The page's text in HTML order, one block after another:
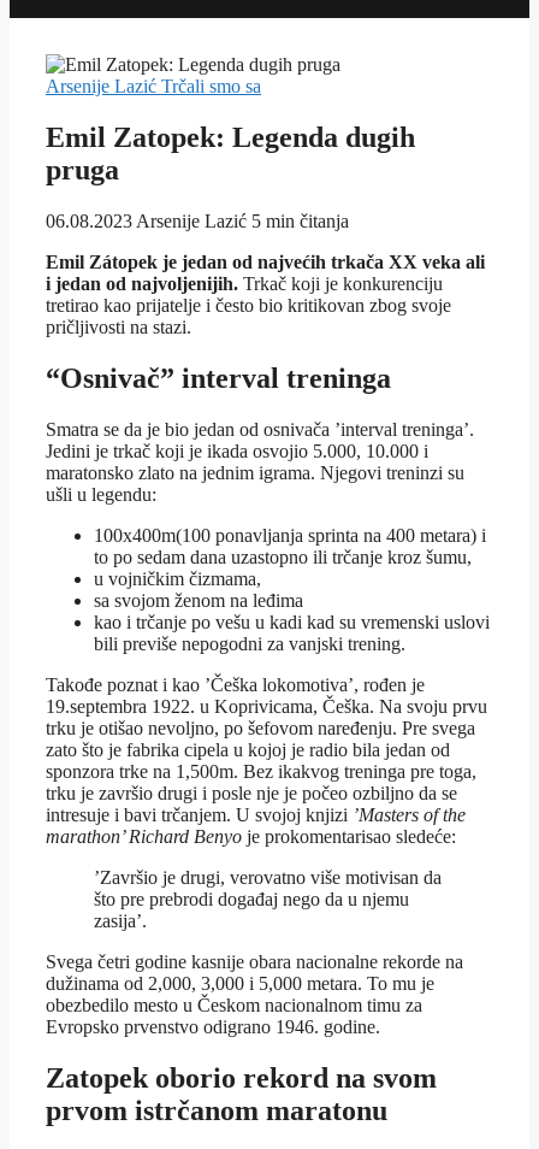
Arsenije Lazić Trčali smo sa
Emil Zatopek: Legenda dugih
pruga
06.08.2023 Arsenije Lazić 5 min čitanja
Emil Zátopek je jedan od najvećih trkača XX veka ali
i jedan od najvoljenijih. Trkač koji je konkurenciju
tretirao kao prijatelje i često bio kritikovan zbog svoje
pričljivosti na stazi.
“Osnivač” interval treninga
Smatra se da je bio jedan od osnivača ’interval treninga’.
Jedini je trkač koji je ikada osvojio 5.000, 10.000 i
maratonsko zlato na jednim igrama. Njegovi treninzi su
ušli u legendu:
100x400m(100 ponavljanja sprinta na 400 metara) i
to po sedam dana uzastopno ili trčanje kroz šumu,
u vojničkim čizmama,
sa svojom ženom na leđima
kao i trčanje po vešu u kadi kad su vremenski uslovi
bili previše nepogodni za vanjski trening.
Takođe poznat i kao ’Češka lokomotiva’, rođen je
19.septembra 1922. u Koprivicama, Češka. Na svoju prvu
trku je otišao nevoljno, po šefovom naređenju. Pre svega
zato što je fabrika cipela u kojoj je radio bila jedan od
sponzora trke na 1,500m. Bez ikakvog treninga pre toga,
trku je završio drugi i posle nje je počeo ozbiljno da se
intresuje i bavi trčanjem. U svojoj knjizi ’Masters of the
marathon’Richard Benyo je prokomentarisao sledeće:
’Završio je drugi, verovatno više motivisan da
što pre prebrodi događaj nego da u njemu
zasija’.
Svega četri godine kasnije obara nacionalne rekorde na
dužinama od 2,000, 3,000 i 5,000 metara. To mu je
obezbedilo mesto u Českom nacionalnom timu za
Evropsko prvenstvo odigrano 1946. godine.
Zatopek oborio rekord na svom
prvom istrčanom maratonu